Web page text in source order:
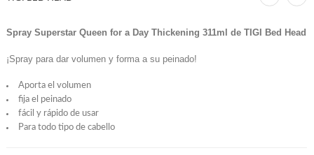
Spray Superstar Queen for a Day Thickening 311ml de TIGI Bed Head
¡Spray para dar volumen y forma a su peinado!
Aporta el volumen
fija el peinado
fácil y rápido de usar
Para todo tipo de cabello